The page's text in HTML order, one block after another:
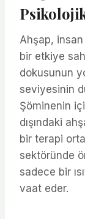
Ahşap,
bir etkiye
dokusunun
seviyesinin
Şöminenin
dışındaki
bir terapi
sektöründe
sadece bir
vaat eder.